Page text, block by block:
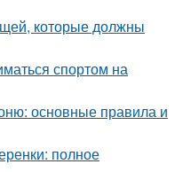
которые должны
спортом на
основные правила и
полное